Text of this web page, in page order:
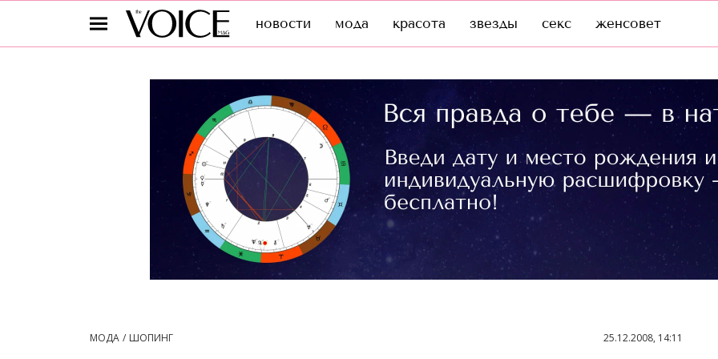
новости мода красота звезды секс женсовет
МОДА ШОПИНГ 25.12.2008, 14:11